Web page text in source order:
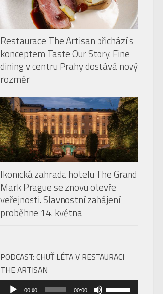
Restaurace The Artisan přichází s
konceptem Taste Our Story. Fine
dining v centru Prahy dostává nový
rozměr
Ikonická zahrada hotelu The Grand
Mark Prague se znovu otevře
veřejnosti. Slavnostní zahájení
proběhne 14. května
PODCAST: CHUŤ LÉTA V RESTAURACI
THE ARTISAN
Audio
00:00 00:00 Použitím